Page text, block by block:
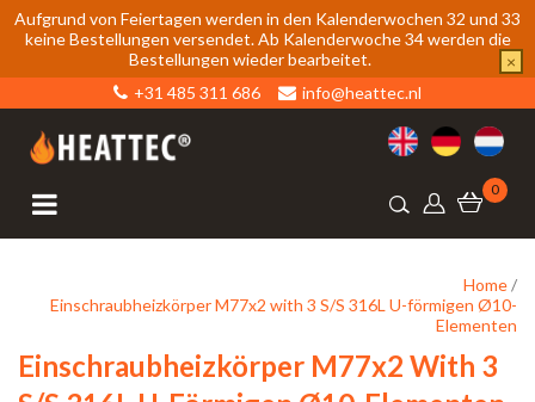
Aufgrund von Feiertagen werden in den Kalenderwochen 32 und 33
keine Bestellungen versendet. Ab Kalenderwoche 34 werden die
Bestellungen wieder bearbeitet.
×
+31 485 311 686
info@heattec.nl
0
Home/
Einschraubheizkörper M77x2 with 3 S/S 316L U-förmigen Ø10-
Elementen
Einschraubheizkörper M77x2 With 3